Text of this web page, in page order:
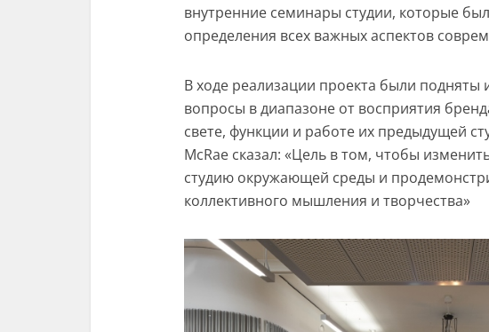
внутренние семинары студии, которые
определения всех важных аспектов
В ходе реализации проекта были
вопросы в диапазоне от восприятия
свете, функции и работе их предыдущей
McRae сказал: «Цель в том, чтобы
студию окружающей среды и
коллективного мышления и творчества»